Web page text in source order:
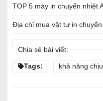
TOP 5 máy in chuyển nhiệt
Địa chỉ mua vật tư in
Chia sẻ bài viết:
Tags: khả năng